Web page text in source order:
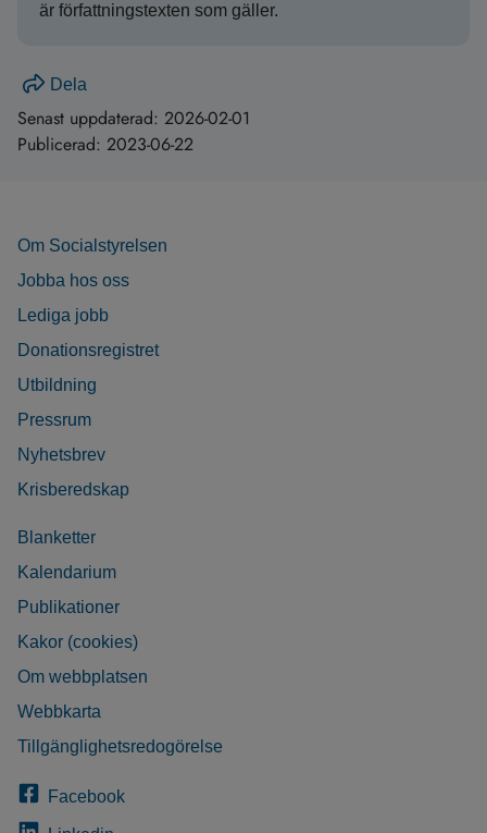
är författningstexten som gäller.
Dela
Senast uppdaterad: 2026-02-01
Publicerad: 2023-06-22
Om Socialstyrelsen
Jobba hos oss
Lediga jobb
Donationsregistret
Utbildning
Pressrum
Nyhetsbrev
Krisberedskap
Blanketter
Kalendarium
Publikationer
Kakor (cookies)
Om webbplatsen
Webbkarta
Tillgänglighetsredogörelse
Facebook